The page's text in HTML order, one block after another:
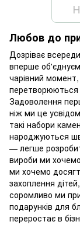
Любов до
Дозріває
вперше
чарівний
перетворюються
Задоволення
ніж ми це
такі набори
народжуються
— легше
вироби ми
ми хочемо
захоплення
соромливо ми
подарунків для
переростає в